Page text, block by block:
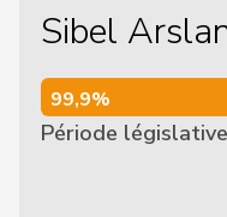
Sibel
99,9%
99,9%
Période